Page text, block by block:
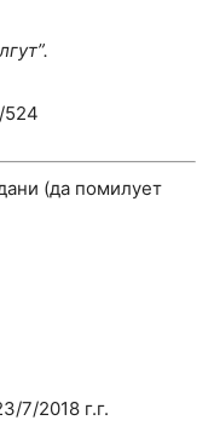
524
(да помилует
7/2018 г.г.